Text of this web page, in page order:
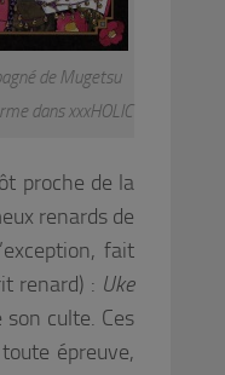
de Mugetsu
dans xxxHOLIC
proche de la
renards de
fait
renard) : Uke
culte. Ces
épreuve,